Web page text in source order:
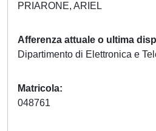
PRIARONE, ARIEL
Afferenza attuale o ultima
Dipartimento di Elettronica e
Matricola
048761